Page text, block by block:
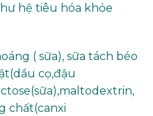
hệ tiêu hóa khỏe
( sữa), sữa tách béo
cọ,đậu
chất(canxi